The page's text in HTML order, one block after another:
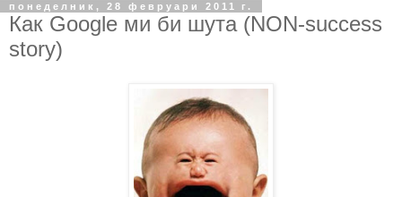
понеделник, 28 февруари 2011 г.
Как Google ми би шута (NON-success
story)